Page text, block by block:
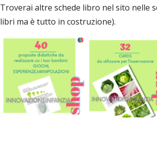
Troverai altre schede libro nel sito nelle
libri ma è tutto in costruzione).